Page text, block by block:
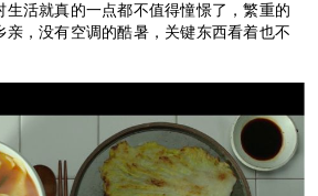
生活就真的一点都不值得憧憬了，繁重的
亲，没有空调的酷暑，关键东西看着也不